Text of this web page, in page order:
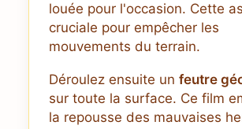
louée pour l'occasion. Cette
cruciale pour empêcher les
mouvements du terrain.
Déroulez ensuite un feutre
sur toute la surface. Ce film
la repousse des mauvaises